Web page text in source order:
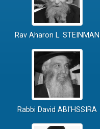
Rav Aharon L. STEINMAN
Rabbi David ABI'HSSIRA